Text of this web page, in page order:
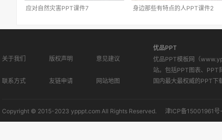
应对自然灾害PPT课件7 身边那些有特点的人PPT课件2
关于我们 版权声明 意见建议
联系方式 友链申请 网站地图
优品PPT
优品PPT模板网（
站。包括PPT图表、PPT
国内最大最权威的PPT下
Copyright © 2015-2023 ypppt.com All Rights Reserved. 津ICP备15001961号